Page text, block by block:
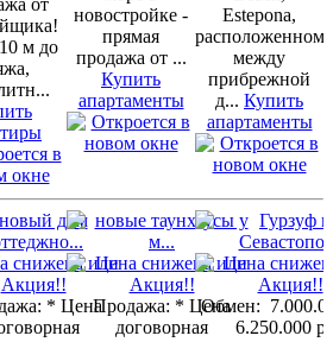
от
м до
новостройке -
прямая
продажа от ...
Купить
апартаменты
Estepona,
расположенном
между
прибрежной
д... Купить
апартаменты
* ЦенаПродажа: * Цена
договорная
Обмен:
6.250.000